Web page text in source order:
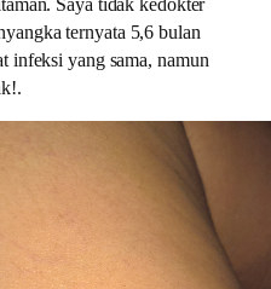
Saya tidak kedokter
ternyata 5,6 bulan
infeksi yang sama, namun